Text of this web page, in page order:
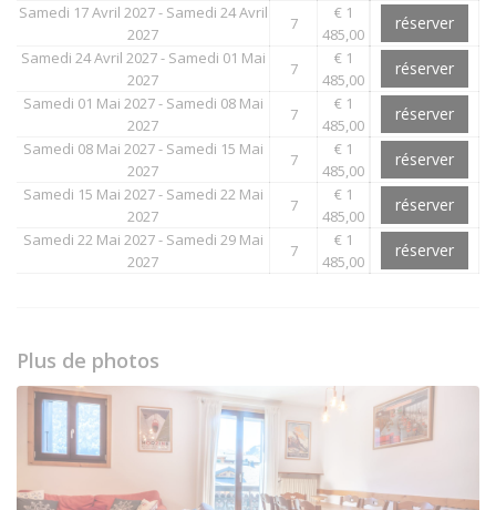
Samedi 17 Avril 2027 - Samedi 24 Avril
2027
7
€ 1
485,00
réserver
Samedi 24 Avril 2027 - Samedi 01 Mai
2027
7
€ 1
485,00
réserver
Samedi 01 Mai 2027 - Samedi 08 Mai
2027
7
€ 1
485,00
réserver
Samedi 08 Mai 2027 - Samedi 15 Mai
2027
7
€ 1
485,00
réserver
Samedi 15 Mai 2027 - Samedi 22 Mai
2027
7
€ 1
485,00
réserver
Samedi 22 Mai 2027 - Samedi 29 Mai
2027
7
€ 1
485,00
réserver
Plus de photos